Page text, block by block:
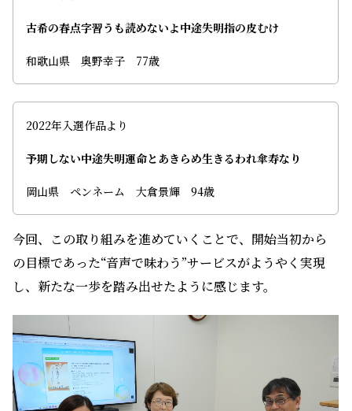
古希の春点字習うも読めないよ中途失明指の皮むけ
和歌山県 奥野幸子 77歳
2022年入選作品より
予期しない中途失明運命とあきらめ生きるわれ傘寿なり
岡山県 ペンネーム 大倉景輝 94歳
今回、この取り組みを進めていくことで、開始当初から
の目標であった“音声で味わう”サービスがようやく実現
し、新たな一歩を踏み出せたように感じます。